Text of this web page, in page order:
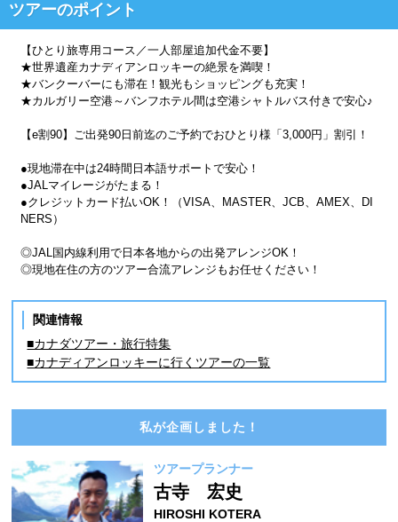
ツアーのポイント
【ひとり旅専用コース／一人部屋追加代金不要】
★世界遺産カナディアンロッキーの絶景を満喫！
★バンクーバーにも滞在！観光もショッピングも充実！
★カルガリー空港～バンフホテル間は空港シャトルバス付きで安心♪
【e割90】ご出発90日前迄のご予約でおひとり様「3,000円」割引！
●現地滞在中は24時間日本語サポートで安心！
●JALマイレージがたまる！
●クレジットカード払いOK！（VISA、MASTER、JCB、AMEX、DI
NERS）
◎JAL国内線利用で日本各地からの出発アレンジOK！
◎現地在住の方のツアー合流アレンジもお任せください！
関連情報
■カナダツアー・旅行特集
■カナディアンロッキーに行くツアーの一覧
私が企画しました！
ツアープランナー
古寺 宏史
HIROSHI KOTERA